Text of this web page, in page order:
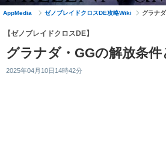
AppMedia ゼノブレイドクロスDE攻略Wiki グラナ
【ゼノブレイドクロスDE】
グラナダ・GGの解放条件
2025年04月10日14時42分